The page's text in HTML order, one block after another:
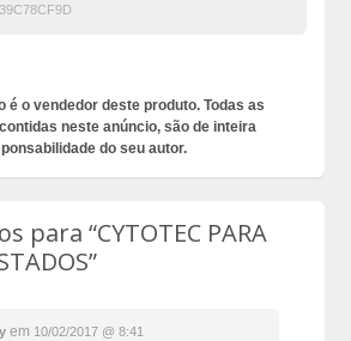
é o vendedor deste produto. Todas as
neste anúncio, são de inteira
do seu autor.
para“CYTOTEC PARA
em 10/02/2017 @ 8:41